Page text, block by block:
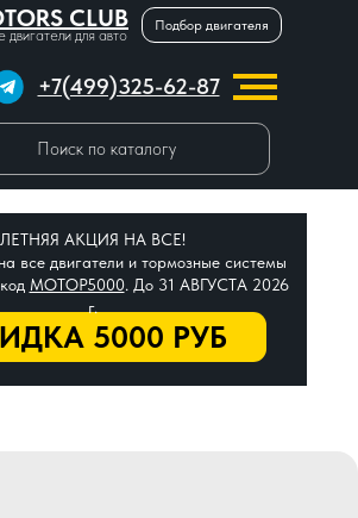
CLUB
двигатели для авто
Подбор двигателя
+7(499)325-62-87
Поиск по каталогу
5000 РУБ
ЛЕТНЯЯ АКЦИЯ НА ВСЕ!
все двигатели и тормозные системы
МОТОР5000. До 31 АВГУСТА 2026
г.